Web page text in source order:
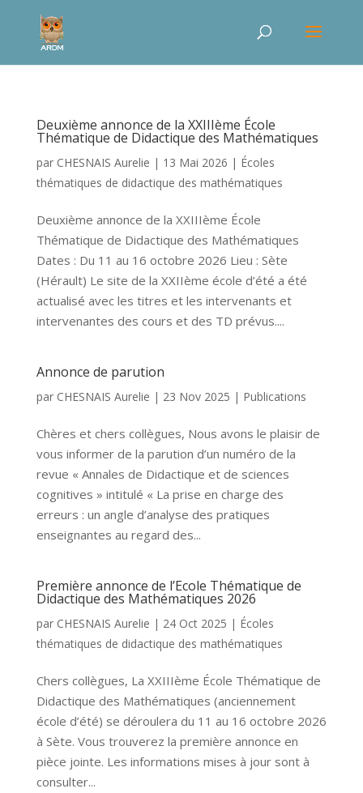
Deuxième annonce de la XXIIIème École
Thématique de Didactique des Mathématiques
par CHESNAIS Aurelie | 13 Mai 2026 | Écoles
thématiques de didactique des mathématiques
Deuxième annonce de la XXIIIème École
Thématique de Didactique des Mathématiques
Dates : Du 11 au 16 octobre 2026 Lieu : Sète
(Hérault) Le site de la XXIIème école d’été a été
actualisé avec les titres et les intervenants et
intervenantes des cours et des TD prévus....
Annonce de parution
par CHESNAIS Aurelie | 23 Nov 2025 | Publications
Chères et chers collègues, Nous avons le plaisir de
vous informer de la parution d’un numéro de la
revue « Annales de Didactique et de sciences
cognitives » intitulé « La prise en charge des
erreurs : un angle d’analyse des pratiques
enseignantes au regard des...
Première annonce de l’Ecole Thématique de
Didactique des Mathématiques 2026
par CHESNAIS Aurelie | 24 Oct 2025 | Écoles
thématiques de didactique des mathématiques
Chers collègues, La XXIIIème École Thématique de
Didactique des Mathématiques (anciennement
école d’été) se déroulera du 11 au 16 octobre 2026
à Sète. Vous trouverez la première annonce en
pièce jointe. Les informations mises à jour sont à
consulter...